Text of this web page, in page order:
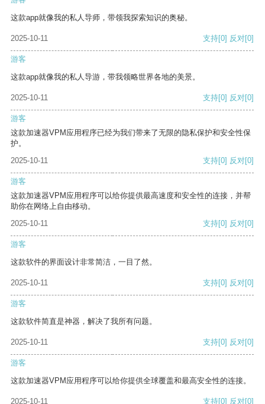
这款app就像我的私人导师，带领我探索知识的奥秘。
2025-10-11 支持[0] 反对[0]
游客
这款app就像我的私人导游，带我领略世界各地的美景。
2025-10-11 支持[0] 反对[0]
游客
这款加速器VPM应用程序已经为我们带来了无限的隐私保护和安全性保
护。
2025-10-11
支持[0] 反对[0]
游客
这款加速器VPM应用程序可以给你提供最高速度和安全性的连接，并帮
助你在网络上自由移动。
2025-10-11
支持[0] 反对[0]
游客
这款软件的界面设计非常简洁，一目了然。
2025-10-11 支持[0] 反对[0]
游客
这款软件简直是神器，解决了我所有问题。
2025-10-11 支持[0] 反对[0]
游客
这款加速器VPM应用程序可以给你提供全球覆盖和最高安全性的连接。
2025-10-11 支持[0] 反对[0]